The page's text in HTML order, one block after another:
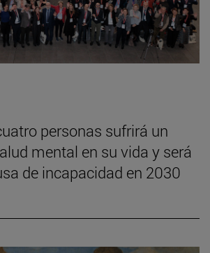
personas sufrirá un
mental en su vida y será
de incapacidad en 2030